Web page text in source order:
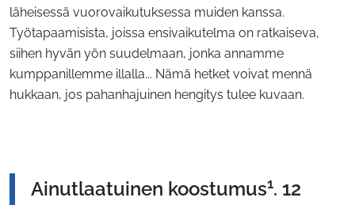
läheisessä vuorovaikutuksessa muiden kanssa.
Työtapaamisista, joissa ensivaikutelma on ratkaiseva,
siihen hyvän yön suudelmaan, jonka annamme
kumppanillemme illalla... Nämä hetket voivat mennä
hukkaan, jos pahanhajuinen hengitys tulee kuvaan.
Ainutlaatuinen koostumus1. 12